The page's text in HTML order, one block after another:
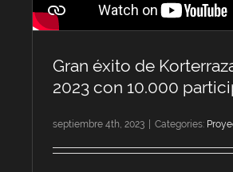
Gran éxito de
2023 con 10.000
septiembre 4th, 2023 Categories: